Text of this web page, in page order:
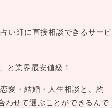
い師に直接相談できるサービ
と業界最安値級！
愛・結婚・人生相談と、約
わせて選ぶことができるんで